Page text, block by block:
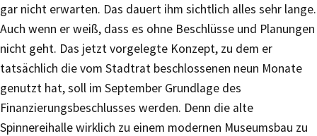
gar nicht erwarten. Das dauert ihm sichtlich alles sehr lange.
Auch wenn er weiß, dass es ohne Beschlüsse und Planungen
nicht geht. Das jetzt vorgelegte Konzept, zu dem er
tatsächlich die vom Stadtrat beschlossenen neun Monate
genutzt hat, soll im September Grundlage des
Finanzierungsbeschlusses werden. Denn die alte
Spinnereihalle wirklich zu einem modernen Museumsbau zu